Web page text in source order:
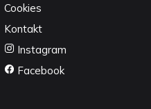
Cookies
Kontakt
Instagram
Facebook